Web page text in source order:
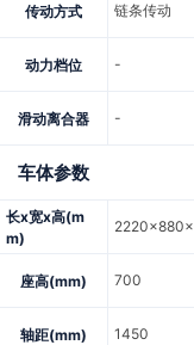
传动方式 链条传动
动力档位 -
滑动离合器 -
车体参数
长x宽x高(m
m)
座高(mm) 700
轴距(mm) 1450